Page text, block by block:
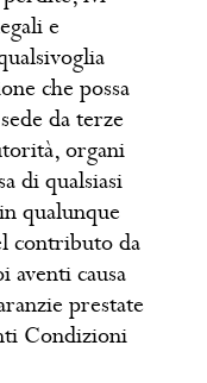
e
che possa
da terze
organi
di qualsiasi
qualunque
contributo da
causa
prestate
Condizioni